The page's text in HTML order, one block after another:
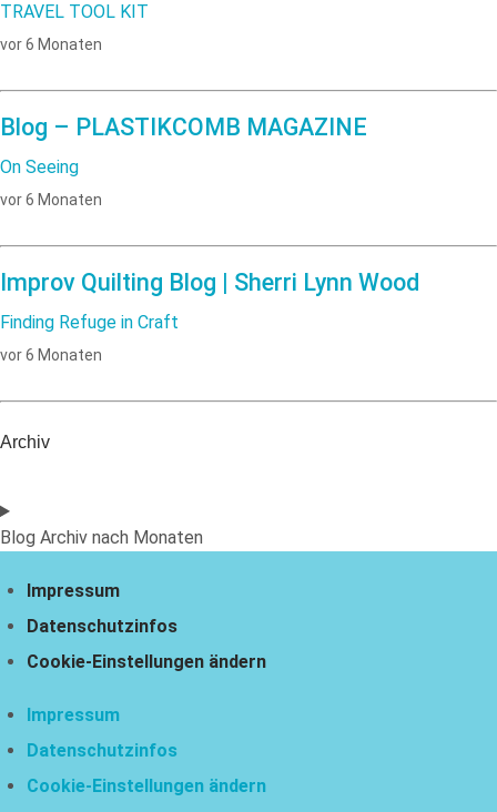
TRAVEL TOOL KIT
vor 6 Monaten
Blog – PLASTIKCOMB MAGAZINE
On Seeing
vor 6 Monaten
Improv Quilting Blog | Sherri Lynn Wood
Finding Refuge in Craft
vor 6 Monaten
Archiv
Blog Archiv nach Monaten
Impressum
Datenschutzinfos
Cookie-Einstellungen ändern
Impressum
Datenschutzinfos
Cookie-Einstellungen ändern